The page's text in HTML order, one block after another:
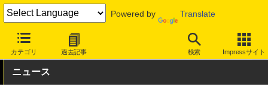
Powered by Translate
カテゴリ 過去記事 検索 Impressサイト
INTERNET Watch トピック ワークスペース
ニュース